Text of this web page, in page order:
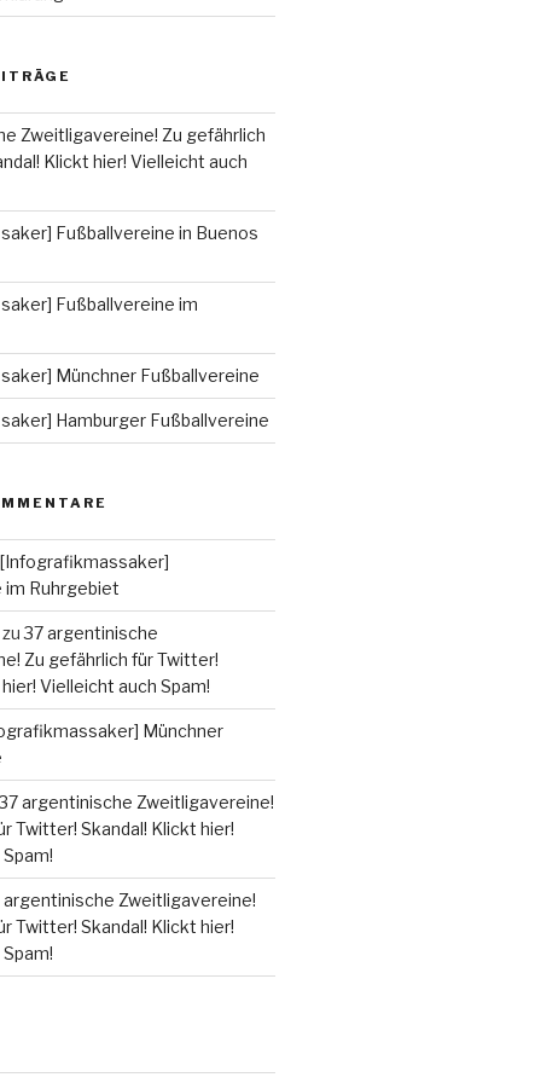
Zweitligavereine! Zu gefährlich
Klickt hier! Vielleicht auch
Fußballvereine in Buenos
Fußballvereine im
Münchner Fußballvereine
Hamburger Fußballvereine
[Infografikmassaker]
im Ruhrgebiet
37 argentinische
Zu gefährlich für Twitter!
Vielleicht auch Spam!
Münchner
argentinische Zweitligavereine!
Twitter! Skandal! Klickt hier!
argentinische Zweitligavereine!
Twitter! Skandal! Klickt hier!